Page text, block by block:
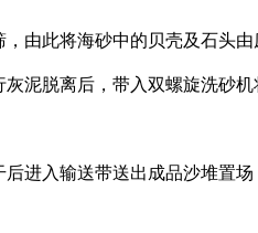
由此将海砂中的贝壳及石头由
泥脱离后，带入双螺旋洗砂
进入输送带送出成品沙堆置